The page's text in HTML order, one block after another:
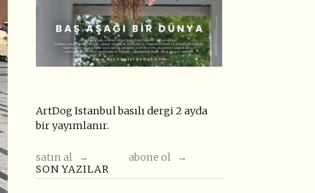
ArtDog Istanbul basılı dergi 2 ayda
bir yayımlanır.
satın al →
abone ol →
SON YAZILAR